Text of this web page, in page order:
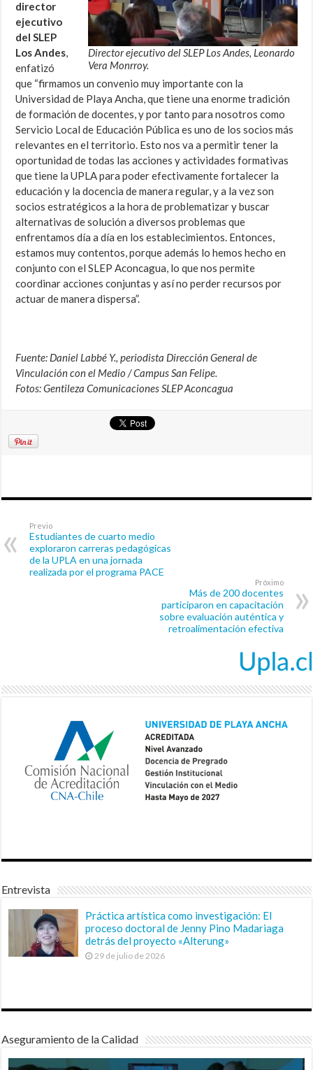
Director ejecutivo del SLEP Los Andes, Leonardo
Vera Monrroy.
director
ejecutivo
del SLEP
Los Andes,
enfatizó
que “firmamos un convenio muy importante con la
Universidad de Playa Ancha, que tiene una enorme tradición
de formación de docentes, y por tanto para nosotros como
Servicio Local de Educación Pública es uno de los socios más
relevantes en el territorio. Esto nos va a permitir tener la
oportunidad de todas las acciones y actividades formativas
que tiene la UPLA para poder efectivamente fortalecer la
educación y la docencia de manera regular, y a la vez son
socios estratégicos a la hora de problematizar y buscar
alternativas de solución a diversos problemas que
enfrentamos día a día en los establecimientos. Entonces,
estamos muy contentos, porque además lo hemos hecho en
conjunto con el SLEP Aconcagua, lo que nos permite
coordinar acciones conjuntas y así no perder recursos por
actuar de manera dispersa”.
Fuente: Daniel Labbé Y., periodista Dirección General de
Vinculación con el Medio / Campus San Felipe.
Fotos: Gentileza Comunicaciones SLEP Aconcagua
Previo
Estudiantes de cuarto medio
exploraron carreras pedagógicas
de la UPLA en una jornada
realizada por el programa PACE
Próximo
Más de 200 docentes
participaron en capacitación
sobre evaluación auténtica y
retroalimentación efectiva
Entrevista
Práctica artística como investigación: El
proceso doctoral de Jenny Pino Madariaga
detrás del proyecto «Alterung»
29 de julio de 2026
Aseguramiento de la Calidad